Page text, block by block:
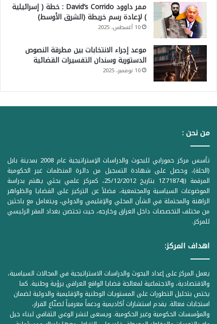
ممر داوود David’s Corrido : خطة ( إسرائيلية
) لإعادة رسم خريطة (الشرق الأوسط)
10 أغسطس، 2025
موعد إجراء الانتخابات بين مطرقة النصوص
الدستورية وسندان التفسيرات القضائية
10 نوفمبر، 2025
من نحن :
تأسس مركز حمورابي للبحوث والدراسات الإستراتيجية عام 2008 بمدينة بابل
(الحلة)، وحصل على شهادة التسجيل من دائرة المنظمات غير الحكومية
المرقمة ((1Z71874 بتاريخ 25/12/2012، كمركز علمي بحثي يهتم بدراسة
الموضوعات السياسية والمجتمعية، فضلاً عن التركيز على القضايا والظواهر
الراهنة والمحتملة في الشأن المحلي والإقليمي والدولي، ويتعامل مع باحثين
من مختلف التخصصات داخل العراق وخارجه، حيث تحتضن بغداد المقر الرئيسي
للمركز.
اهداف المركز:
يعمل المركز على إعداد البحوث والدراسات الاستراتيجية في المجالات السياسية،
والاقتصادية، والاجتماعية لمعالجة قضايا الواقع العراقي برؤية وطنية. كما
يختص بتحليل التطورات على المستويات الوطنية والإقليمية والدولية لضمان
استجابات فعالة. يقدم استشارات أكاديمية ودعماً معرفياً لصنّاع القرار،
والمؤسسات الحكومية وغير الحكومية. ويسعى لنشر الوعي الثقافي لبناء جيل